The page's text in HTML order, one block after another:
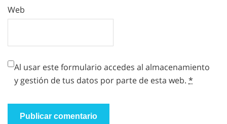
Web
Al usar este formulario accedes al almacenamiento
y gestión de tus datos por parte de esta web. *